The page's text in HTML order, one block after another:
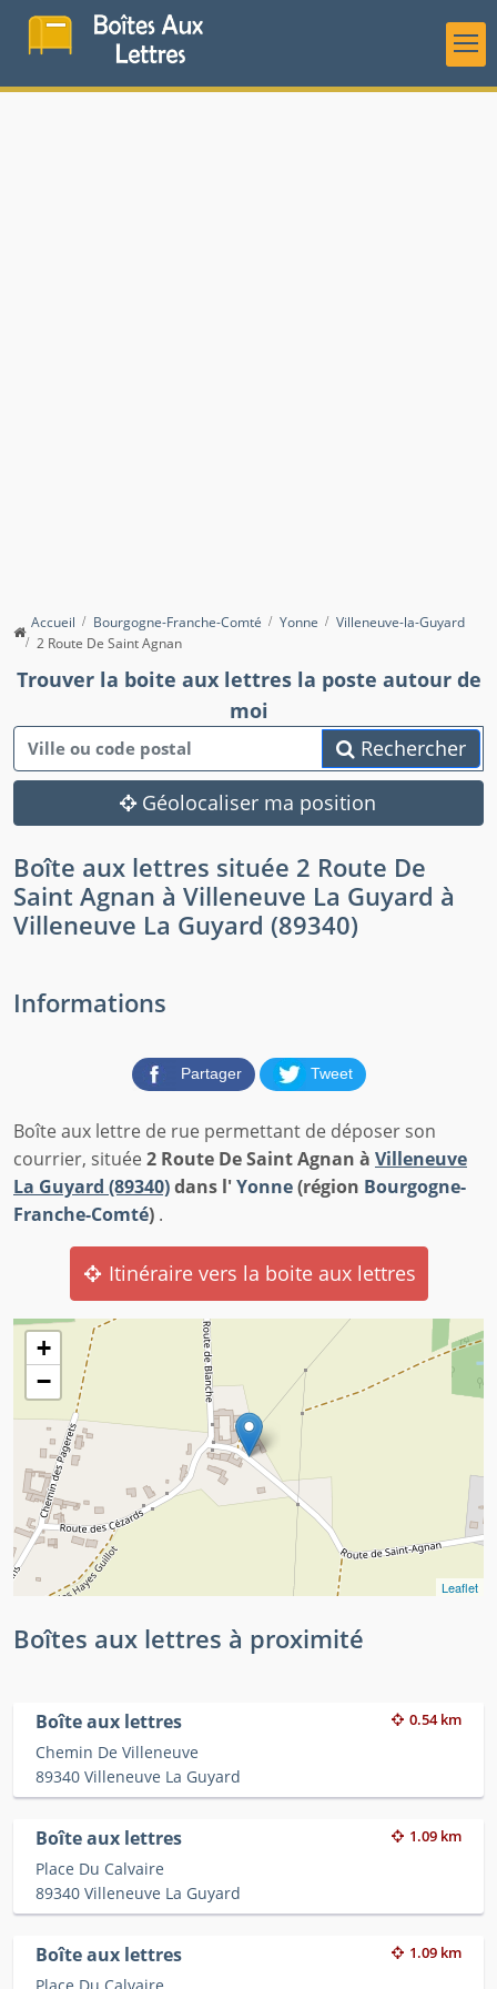
Accueil Bourgogne-Franche-Comté Yonne
Villeneuve-la-Guyard
2 Route De Saint Agnan
Trouver la boite aux lettres la poste autour de
moi
Rechercher
Géolocaliser ma position
Boîte aux lettres située 2 Route De
Saint Agnan à Villeneuve La Guyard à
Villeneuve La Guyard (89340)
Informations
Partager Tweet
Boîte aux lettre de rue permettant de déposer son
courrier, située2 Route De Saint Agnan à Villeneuve
La Guyard (89340)dans l'Yonne(région Bourgogne-
Franche-Comté) .
Itinéraire vers la boite aux lettres
+
−
Leaflet
Boîtes aux lettres à proximité
Boîte aux lettres 0.54 km
Chemin De Villeneuve
89340 Villeneuve La Guyard
Boîte aux lettres 1.09 km
Place Du Calvaire
89340 Villeneuve La Guyard
Boîte aux lettres 1.09 km